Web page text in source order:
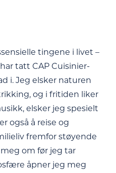
tingene i livet –
tatt CAP Cuisinier-
i. Jeg elsker naturen
og i fritiden liker
elsker jeg spesielt
også å reise og
fremfor støyende
om før jeg tar
åpner jeg meg